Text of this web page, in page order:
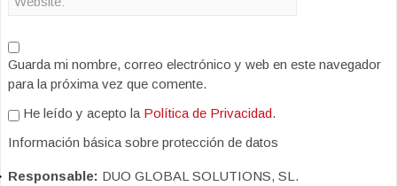
Guarda mi nombre, correo electrónico y web en este navegador
para la próxima vez que comente.
He leído y acepto la Política de Privacidad.
Información básica sobre protección de datos
Responsable: DUO GLOBAL SOLUTIONS, SL.